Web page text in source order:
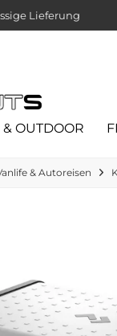
Lieferung
OUTDOOR
& Autoreisen